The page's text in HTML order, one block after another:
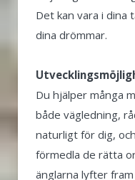
Det kan vara i dina
dina drömmar.
Du hjälper många
både vägledning,
naturligt för dig,
förmedla de rätta
änglarna lyfter